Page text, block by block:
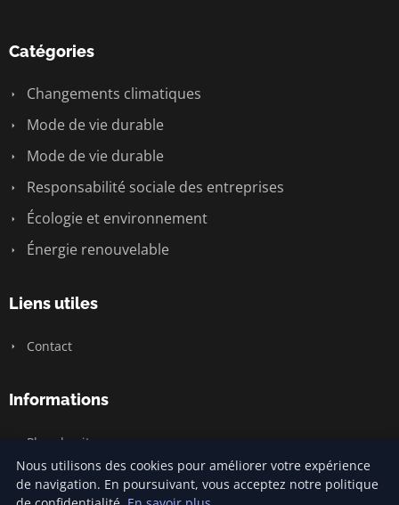
Catégories
Changements climatiques
Mode de vie durable
Mode de vie durable
Responsabilité sociale des entreprises
Écologie et environnement
Énergie renouvelable
Liens utiles
Contact
Informations
Plan du site
Nous utilisons des cookies pour améliorer votre expérience
de navigation. En poursuivant, vous acceptez notre politique